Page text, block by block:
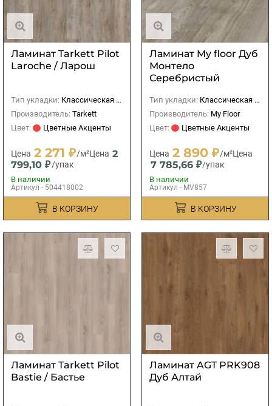
Ламинат Tarkett Pilot
Laroche / Ларош
Тип укладки: Классическая (прямая)
Производитель: Tarkett
Цвет:
Цветные Акценты
Цена 2 271 ₽/м²Цена 2
799,10 ₽/упак
В наличии
Артикул - 504418002
В КОРЗИНУ
Ламинат My floor Дуб
Монтело
Серебристый
Тип укладки: Классическая (прямая)
Производитель: My Floor
Цвет:
Цветные Акценты
Цена 2 890 ₽/м²Цена
7 785,66 ₽/упак
В наличии
Артикул - MV857
В КОРЗИНУ
Ламинат Tarkett Pilot
Bastie / Бастье
Ламинат AGT PRK908
Дуб Алтай